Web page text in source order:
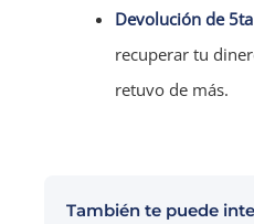
Devolución de
recuperar tu
retuvo de más.
También te puede